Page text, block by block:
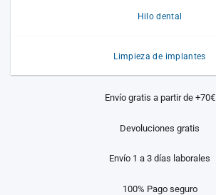
Hilo dental
Limpieza de implantes
Envío gratis a partir de +70€
Devoluciones gratis
Envío 1 a 3 días laborales
100% Pago seguro